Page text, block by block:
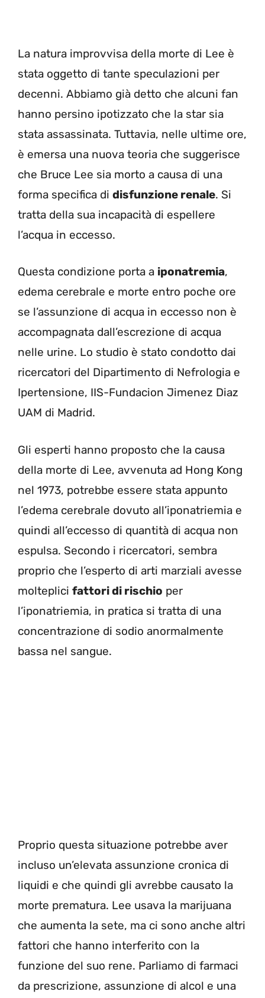
La natura improvvisa della morte di Lee è
stata oggetto di tante speculazioni per
decenni. Abbiamo già detto che alcuni fan
hanno persino ipotizzato che la star sia
stata assassinata. Tuttavia, nelle ultime ore,
è emersa una nuova teoria che suggerisce
che Bruce Lee sia morto a causa di una
forma specifica di disfunzione renale. Si
tratta della sua incapacità di espellere
l’acqua in eccesso.
Questa condizione porta a iponatremia,
edema cerebrale e morte entro poche ore
se l’assunzione di acqua in eccesso non è
accompagnata dall’escrezione di acqua
nelle urine. Lo studio è stato condotto dai
ricercatori del Dipartimento di Nefrologia e
Ipertensione, IIS-Fundacion Jimenez Diaz
UAM di Madrid.
Gli esperti hanno proposto che la causa
della morte di Lee, avvenuta ad Hong Kong
nel 1973, potrebbe essere stata appunto
l’edema cerebrale dovuto all’iponatriemia e
quindi all’eccesso di quantità di acqua non
espulsa. Secondo i ricercatori, sembra
proprio che l’esperto di arti marziali avesse
molteplici fattori di rischio per
l’iponatriemia, in pratica si tratta di una
concentrazione di sodio anormalmente
bassa nel sangue.
Proprio questa situazione potrebbe aver
incluso un’elevata assunzione cronica di
liquidi e che quindi gli avrebbe causato la
morte prematura. Lee usava la marijuana
che aumenta la sete, ma ci sono anche altri
fattori che hanno interferito con la
funzione del suo rene. Parliamo di farmaci
da prescrizione, assunzione di alcol e una